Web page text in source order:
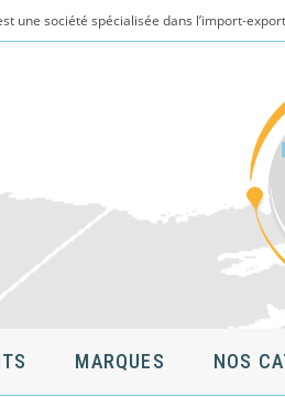
une société spécialisée dans l’import-
MARQUES NOS